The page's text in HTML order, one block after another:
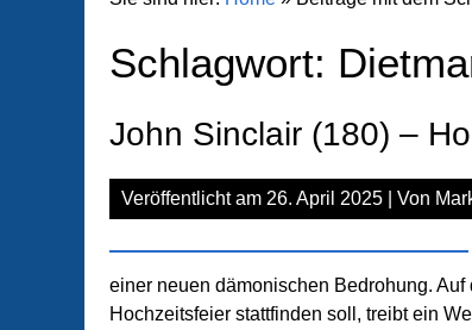
Schlagwort:
John Sinclair (180) –
Veröffentlicht am 26. April 2025 | Von
einer neuen dämonischen Bedrohung.
Hochzeitsfeier stattfinden soll, treibt ein